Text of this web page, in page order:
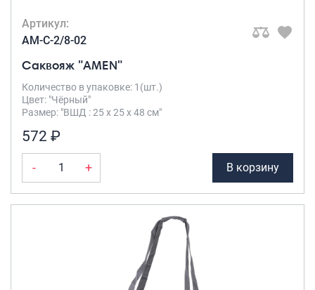
Артикул:
AM-C-2/8-02
Саквояж "AMEN"
Количество в упаковке: 1(шт.)
Цвет: "Чёрный"
Размер: "ВШД : 25 х 25 х 48 см"
572 ₽
- + В корзину